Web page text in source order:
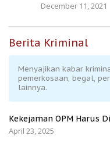
December 11, 2021
Berita Kriminal
Menyajikan kabar
pemerkosaan, begal,
lainnya.
Kekejaman OPM Harus
April 23, 2025